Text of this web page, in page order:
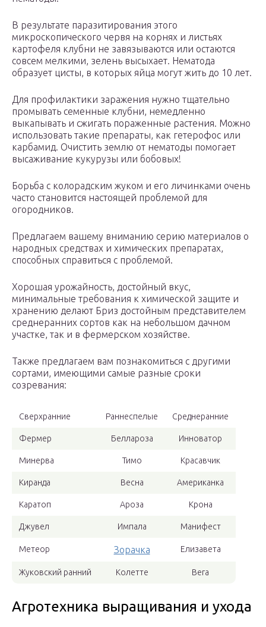
В результате паразитирования этого
микроскопического червя на корнях и листьях
картофеля клубни не завязываются или остаются
совсем мелкими, зелень высыхает. Нематода
образует цисты, в которых яйца могут жить до 10 лет.
Для профилактики заражения нужно тщательно
промывать семенные клубни, немедленно
выкапывать и сжигать пораженные растения. Можно
использовать такие препараты, как гетерофос или
карбамид. Очистить землю от нематоды помогает
высаживание кукурузы или бобовых!
Борьба с колорадским жуком и его личинками очень
часто становится настоящей проблемой для
огородников.
Предлагаем вашему вниманию серию материалов о
народных средствах и химических препаратах,
способных справиться с проблемой.
Хорошая урожайность, достойный вкус,
минимальные требования к химической защите и
хранению делают Бриз достойным представителем
среднеранних сортов как на небольшом дачном
участке, так и в фермерском хозяйстве.
Также предлагаем вам познакомиться с другими
сортами, имеющими самые разные сроки
созревания:
Сверхранние Раннеспелые Среднеранние
Фермер Беллароза Инноватор
Минерва Тимо Красавчик
Киранда Весна Американка
Каратоп Ароза Крона
Джувел Импала Манифест
Метеор Зорачка Елизавета
Жуковский ранний Колетте Вега
Агротехника выращивания и ухода